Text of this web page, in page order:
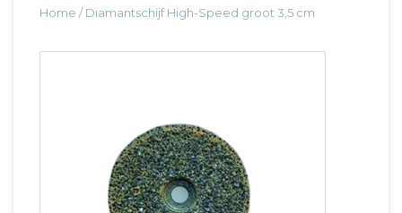
Home /Diamantschijf High-Speed groot 3,5 cm